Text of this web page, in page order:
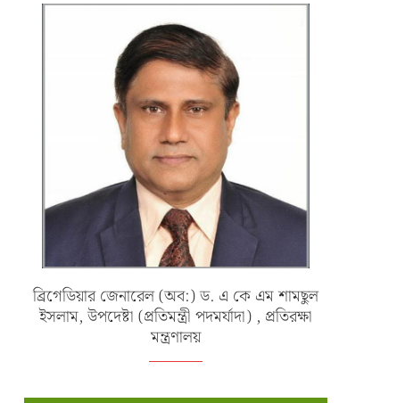
ব্রিগেডিয়ার জেনারেল (অব:) ড. এ কে এম শামছুল
ইসলাম, উপদেষ্টা (প্রতিমন্ত্রী পদমর্যাদা) , প্রতিরক্ষা
মন্ত্রণালয়